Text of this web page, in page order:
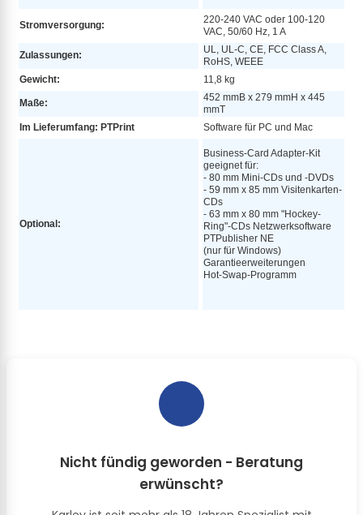
Stromversorgung:
220-240 VAC oder 100-120
VAC, 50/60 Hz, 1 A
Zulassungen:
UL, UL-C, CE, FCC Class A,
RoHS, WEEE
Gewicht:
11,8 kg
Maße:
452 mmB x 279 mmH x 445
mmT
Im Lieferumfang: PTPrint
Software für PC und Mac
Optional:
Business-Card Adapter-Kit
geeignet für:
- 80 mm Mini-CDs und -DVDs
- 59 mm x 85 mm Visitenkarten-
CDs
- 63 mm x 80 mm "Hockey-
Ring"-CDs Netzwerksoftware
PTPublisher NE
(nur für Windows)
Garantieerweiterungen
Hot-Swap-Programm
Nicht fündig geworden - Beratung
erwünscht?